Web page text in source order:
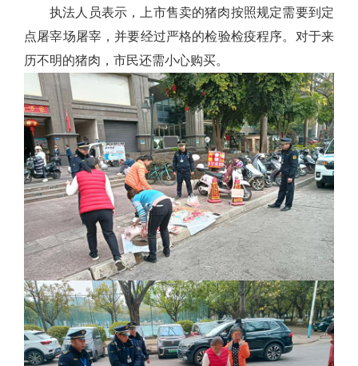
执法人员表示，上市售卖的猪肉按照规定需要到定
点屠宰场屠宰，并要经过严格的检验检疫程序。对于来
历不明的猪肉，市民还需小心购买。